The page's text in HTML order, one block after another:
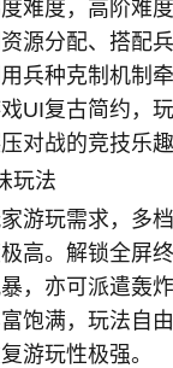
难度，高阶难
源分配、搭配
兵种克制机制
UI复古简约，
对战的竞技乐趣
玩法
游玩需求，多
高。解锁全屏
，亦可派遣轰
饱满，玩法自
游玩性极强。